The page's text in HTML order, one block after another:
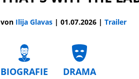
von Ilija Glavas | 01.07.2026 | Trailer
BIOGRAFIE DRAMA